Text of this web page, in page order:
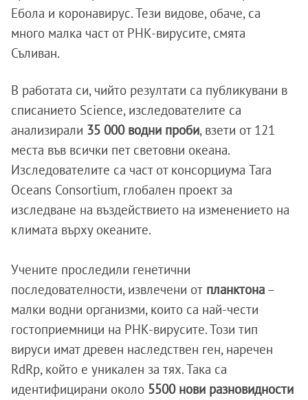
Ебола и коронавирус. Тези видове, обаче, са
много малка част от РНК-вирусите, смята
Съливан.
В работата си, чийто резултати са публикувани в
списанието Science, изследователите са
анализирали 35 000 водни проби, взети от 121
места във всички пет световни океана.
Изследователите са част от консорциума Tara
Oceans Consortium, глобален проект за
изследване на въздействието на изменението на
климата върху океаните.
Учените проследили генетични
последователности, извлечени от планктона –
малки водни организми, които са най-чести
гостоприемници на РНК-вирусите. Този тип
вируси имат древен наследствен ген, наречен
RdRp, който е уникален за тях. Така са
идентифицирани около 5500 нови разновидности